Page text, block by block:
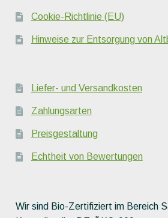
Cookie-Richtlinie (EU)
Hinweise zur Entsorgung von
Liefer- und Versandkosten
Zahlungsarten
Preisgestaltung
Echtheit von Bewertungen
Wir sind Bio-Zertifiziert im Bereich